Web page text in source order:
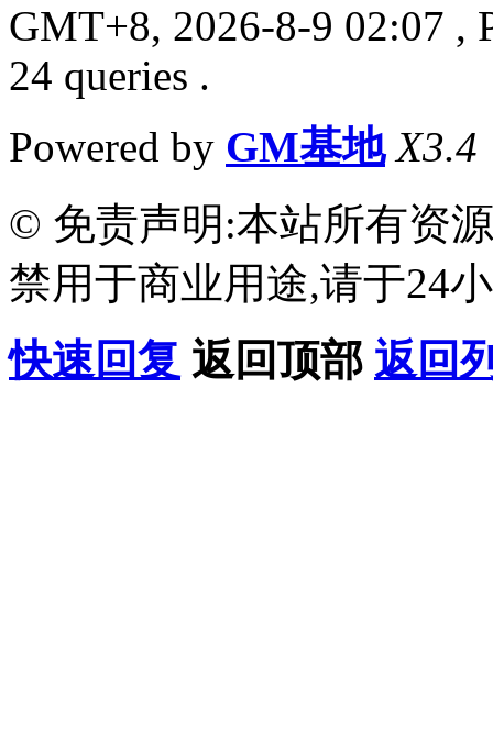
GMT+8, 2026-8-9 02:07 ,
24 queries .
Powered by GM基地 X3.4
© 免责声明:本站所有资
禁用于商业用途,请于24
快速回复 返回顶部 返回